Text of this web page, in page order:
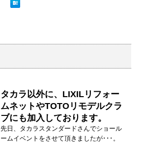
タカラ以外に、LIXILリフォー
ムネットやTOTOリモデルクラ
ブにも加入しております。
先日、タカラスタンダードさんでショール
ームイベントをさせて頂きましたが･･･。